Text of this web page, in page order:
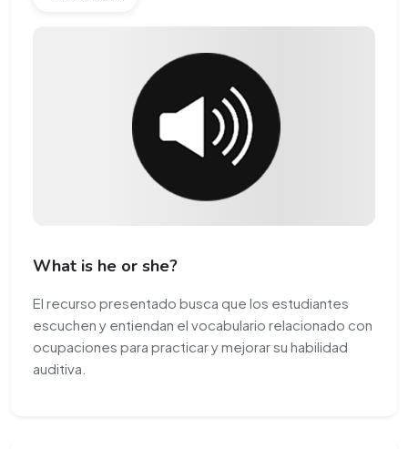
What is he or she?
El recurso presentado busca que los estudiantes
escuchen y entiendan el vocabulario relacionado con
ocupaciones para practicar y mejorar su habilidad
auditiva.